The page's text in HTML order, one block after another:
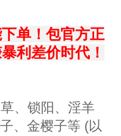
单！包官方正
利差价时代！
、锁阳、淫羊
、金樱子等 (以